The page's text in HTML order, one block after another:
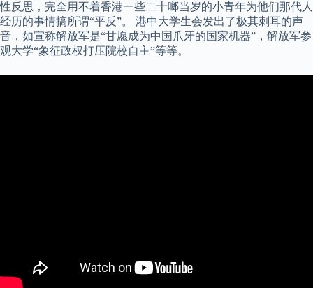
性反思，完全用不着香港一些二十啷当岁的小青年为他们那代人
经历的事情搞所谓“平反”。 港中大学生会发出了极其刺耳的声
音，如宣称解放军是“甘愿成为中国爪牙的国家机器”，解放军参
观大学“象征政权打压院校自主”等等。